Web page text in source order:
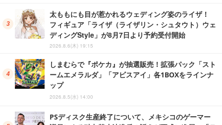
太ももにも目が惹かれるウェディング姿のライザ！
フィギュア「ライザ（ライザリン・シュタウト）ウェ
ディングStyle」が8月7日より予約受付開始
2026.8.6(木) 19:15
しまむらで『ポケカ』が抽選販売！拡張パック「スト
ームエメラルダ」「アビスアイ」各1BOXをラインナ
ップ
2026.8.5(水) 14:00
PSディスク生産終了について、メキシコのゲーマー